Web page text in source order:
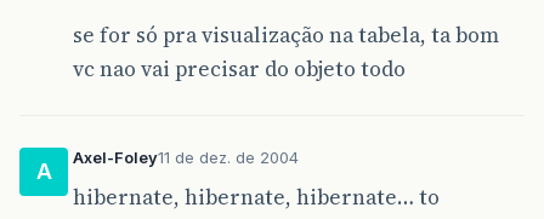
se for só pra visualização na tabela, ta bom
vc nao vai precisar do objeto todo
A
Axel-Foley11 de dez. de 2004
hibernate, hibernate, hibernate… to